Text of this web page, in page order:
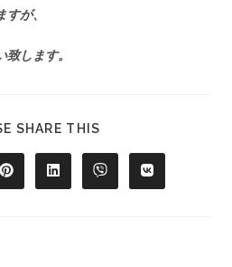
が、
します。
SHARE THIS